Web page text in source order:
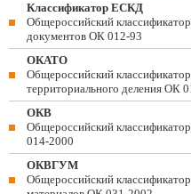
Классификатор ЕСКД
Общероссийский
документов ОК 012-93
ОКАТО
Общероссийский
территориального деления ОК
ОКВ
Общероссийский
014-2000
ОКВГУМ
Общероссийский